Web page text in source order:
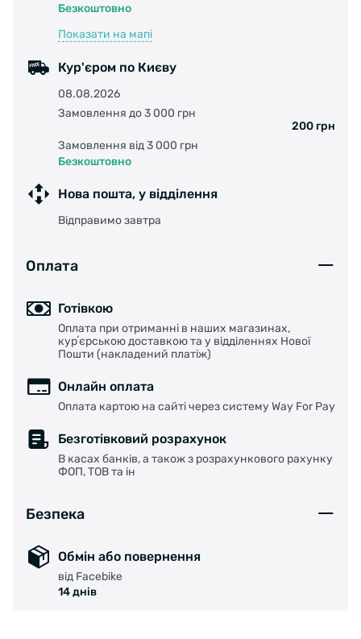
Безкоштовно
Показати на мапі
Кур'єром по Києву
08.08.2026
Замовлення до 3 000 грн
200 грн
Замовлення від 3 000 грн
Безкоштовно
Нова пошта, у відділення
Відправимо завтра
Оплата
Готівкою
Оплата при отриманні в наших магазинах,
курʼєрською доставкою та у відділеннях Нової
Пошти (накладений платіж)
Онлайн оплата
Оплата картою на сайті через систему Way For Pay
Безготівковий розрахунок
В касах банків, а також з розрахункового рахунку
ФОП, ТОВ та ін
Безпека
Обмін або повернення
від Facebike
14 днів